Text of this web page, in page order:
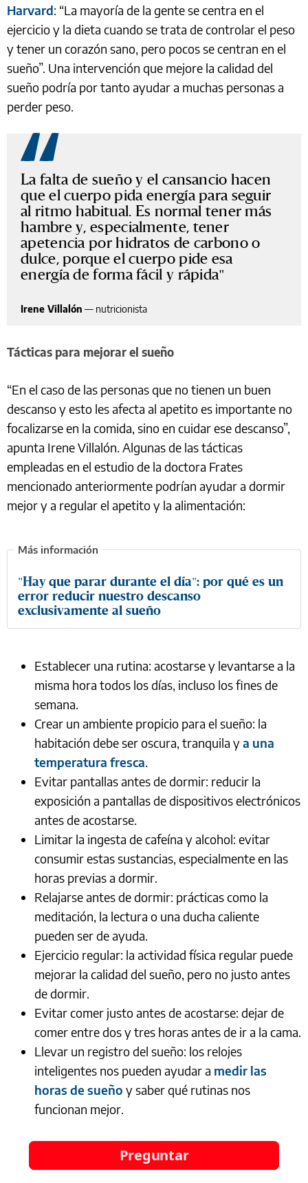
Harvard: “La mayoría de la gente se centra en el
ejercicio y la dieta cuando se trata de controlar el peso
y tener un corazón sano, pero pocos se centran en el
sueño”. Una intervención que mejore la calidad del
sueño podría por tanto ayudar a muchas personas a
perder peso.
La falta de sueño y el cansancio hacen
que el cuerpo pida energía para seguir
al ritmo habitual. Es normal tener más
hambre y, especialmente, tener
apetencia por hidratos de carbono o
dulce, porque el cuerpo pide esa
energía de forma fácil y rápida
Irene Villalón — nutricionista
Tácticas para mejorar el sueño
“En el caso de las personas que no tienen un buen
descanso y esto les afecta al apetito es importante no
focalizarse en la comida, sino en cuidar ese descanso”,
apunta Irene Villalón. Algunas de las tácticas
empleadas en el estudio de la doctora Frates
mencionado anteriormente podrían ayudar a dormir
mejor y a regular el apetito y la alimentación:
"Hay que parar durante el día": por qué es un
error reducir nuestro descanso
exclusivamente al sueño
Establecer una rutina: acostarse y levantarse a la
misma hora todos los días, incluso los fines de
semana.
Crear un ambiente propicio para el sueño: la
habitación debe ser oscura, tranquila ya una
temperatura fresca.
Evitar pantallas antes de dormir: reducir la
exposición a pantallas de dispositivos electrónicos
antes de acostarse.
Limitar la ingesta de cafeína y alcohol: evitar
consumir estas sustancias, especialmente en las
horas previas a dormir.
Relajarse antes de dormir: prácticas como la
meditación, la lectura o una ducha caliente
pueden ser de ayuda.
Ejercicio regular: la actividad física regular puede
mejorar la calidad del sueño, pero no justo antes
de dormir.
Evitar comer justo antes de acostarse: dejar de
comer entre dos y tres horas antes de ir a la cama.
Llevar un registro del sueño: los relojes
inteligentes nos pueden ayudar a medir las
horas de sueño y saber qué rutinas nos
funcionan mejor.